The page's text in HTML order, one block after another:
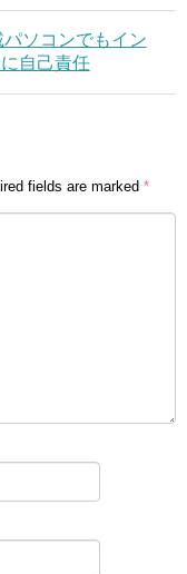
ソコンでもイン
自己責任
fields are marked *